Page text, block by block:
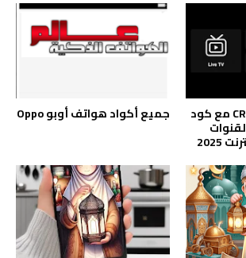
تطبيق CRYSTAL OTT مع كود
2025
جميع أكواد هواتف أوبو Oppo